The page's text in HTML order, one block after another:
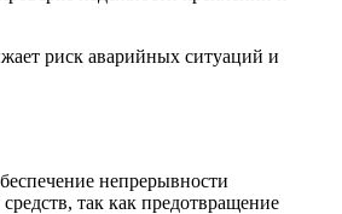
риск аварийных ситуаций и
непрерывности
так как предотвращение